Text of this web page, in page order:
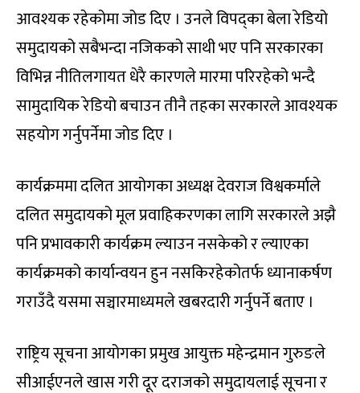
आवश्यक रहेकोमा जोड दिए । उनले विपद्का बेला रेडियो
समुदायको सबैभन्दा नजिकको साथी भए पनि सरकारका
विभिन्न नीतिलगायत धेरै कारणले मारमा परिरहेको भन्दै
सामुदायिक रेडियो बचाउन तीनै तहका सरकारले आवश्यक
सहयोग गर्नुपर्नेमा जोड दिए ।
कार्यक्रममा दलित आयोगका अध्यक्ष देवराज विश्वकर्माले
दलित समुदायको मूल प्रवाहिकरणका लागि सरकारले अझै
पनि प्रभावकारी कार्यक्रम ल्याउन नसकेको र ल्याएका
कार्यक्रमको कार्यान्वयन हुन नसकिरहेकोतर्फ ध्यानाकर्षण
गराउँदै यसमा सञ्चारमाध्यमले खबरदारी गर्नुपर्ने बताए ।
राष्ट्रिय सूचना आयोगका प्रमुख आयुक्त महेन्द्रमान गुरुङले
सीआईएनले खास गरी दूर दराजको समुदायलाई सूचना र